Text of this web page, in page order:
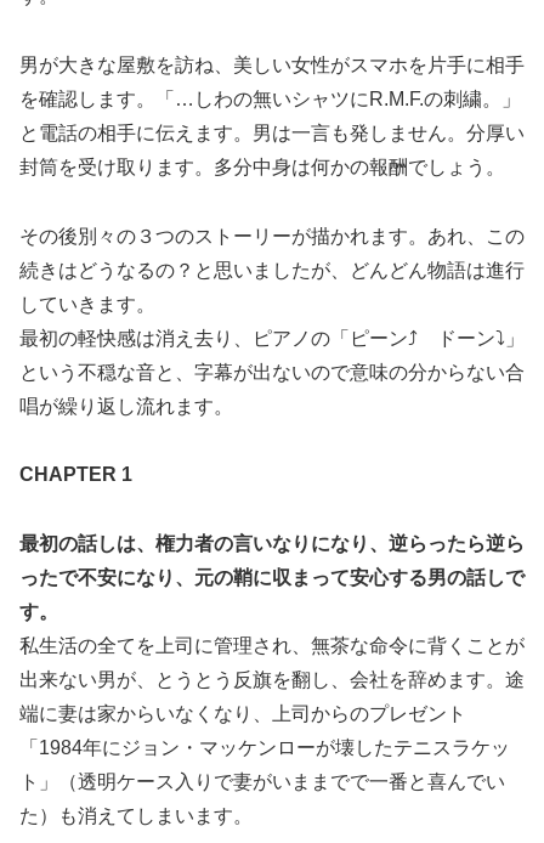
男が大きな屋敷を訪ね、美しい女性がスマホを片手に相手
を確認します。「…しわの無いシャツにR.M.F.の刺繍。」
と電話の相手に伝えます。男は一言も発しません。分厚い
封筒を受け取ります。多分中身は何かの報酬でしょう。
その後別々の３つのストーリーが描かれます。あれ、この
続きはどうなるの？と思いましたが、どんどん物語は進行
していきます。
最初の軽快感は消え去り、ピアノの「ピーン⤴ ドーン⤵」
という不穏な音と、字幕が出ないので意味の分からない合
唱が繰り返し流れます。
CHAPTER 1
最初の話しは、権力者の言いなりになり、逆らったら逆ら
ったで不安になり、元の鞘に収まって安心する男の話しで
す。
私生活の全てを上司に管理され、無茶な命令に背くことが
出来ない男が、とうとう反旗を翻し、会社を辞めます。途
端に妻は家からいなくなり、上司からのプレゼント
「1984年にジョン・マッケンローが壊したテニスラケッ
ト」（透明ケース入りで妻がいままでで一番と喜んでい
た）も消えてしまいます。